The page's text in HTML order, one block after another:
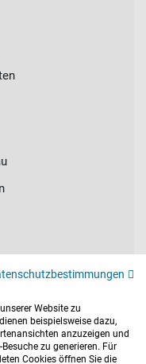
– Hessen
Website zu
beispielsweise dazu,
anzuzeigen und
zu generieren. Für
Cookies öffnen Sie die